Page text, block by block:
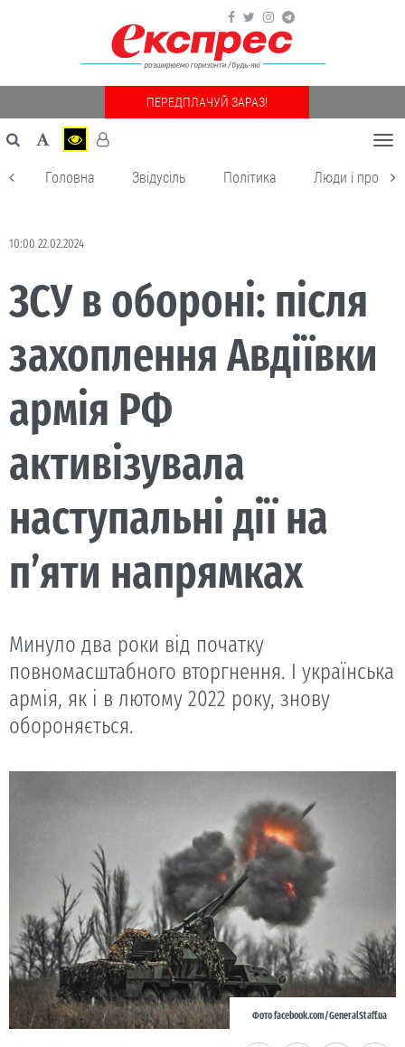
ПЕРЕДПЛАЧУЙ ЗАРАЗ!
Головна Звідусіль Політика Люди і
10:00 22.02.2024
ЗСУ в обороні: після
захоплення Авдіївки
армія РФ
активізувала
наступальні дії на
п’яти напрямках
Минуло два роки від початку
повномасштабного вторгнення. І українська
армія, як і в лютому 2022 року, знову
обороняється.
Фото facebook.com/GeneralStaff.ua